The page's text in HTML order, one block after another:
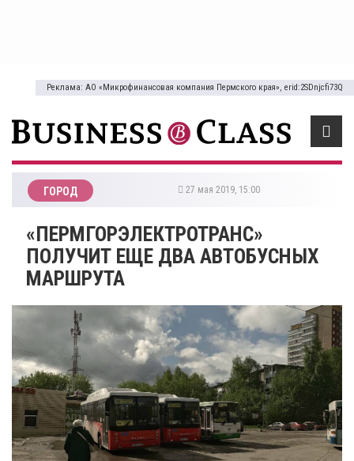
Реклама: АО «Микрофинансовая компания Пермского края», erid:2SDnjcfi73Q
ГОРОД 27 мая 2019, 15:00
«ПЕРМГОРЭЛЕКТРОТРАНС»
ПОЛУЧИТ ЕЩЕ ДВА АВТОБУСНЫХ
МАРШРУТА